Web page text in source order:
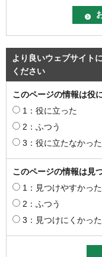
より良いウェブサイト
ください
このページの情報は役
1：役に立った
2：ふつう
3：役に立たなかった
このページの情報は見
1：見つけやすかった
2：ふつう
3：見つけにくかった